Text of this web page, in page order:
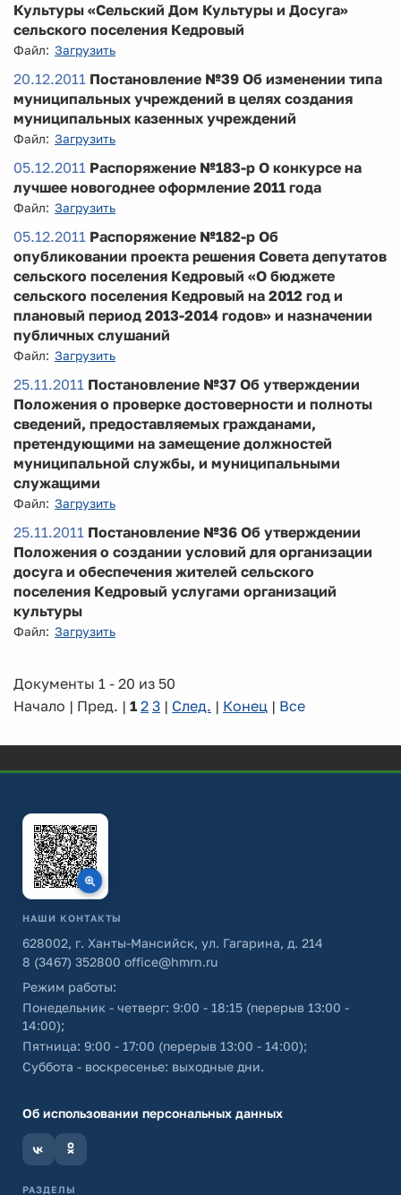
Культуры «Сельский Дом Культуры и Досуга»
сельского поселения Кедровый
Файл: Загрузить
20.12.2011 Постановление №39 Об изменении типа
муниципальных учреждений в целях создания
муниципальных казенных учреждений
Файл: Загрузить
05.12.2011 Распоряжение №183-р О конкурсе на
лучшее новогоднее оформление 2011 года
Файл: Загрузить
05.12.2011 Распоряжение №182-р Об
опубликовании проекта решения Совета депутатов
сельского поселения Кедровый «О бюджете
сельского поселения Кедровый на 2012 год и
плановый период 2013-2014 годов» и назначении
публичных слушаний
Файл: Загрузить
25.11.2011 Постановление №37 Об утверждении
Положения о проверке достоверности и полноты
сведений, предоставляемых гражданами,
претендующими на замещение должностей
муниципальной службы, и муниципальными
служащими
Файл: Загрузить
25.11.2011 Постановление №36 Об утверждении
Положения о создании условий для организации
досуга и обеспечения жителей сельского
поселения Кедровый услугами организаций
культуры
Файл: Загрузить
Документы 1 - 20 из 50
Начало | Пред. | 1 2 3 | След. | Конец | Все
НАШИ КОНТАКТЫ
628002, г. Ханты-Мансийск, ул. Гагарина, д. 214
8 (3467) 352800 office@hmrn.ru
Режим работы:
Понедельник - четверг: 9:00 - 18:15 (перерыв 13:00 -
14:00);
Пятница: 9:00 - 17:00 (перерыв 13:00 - 14:00);
Суббота - воскресенье: выходные дни.
Об использовании персональных данных
РАЗДЕЛЫ